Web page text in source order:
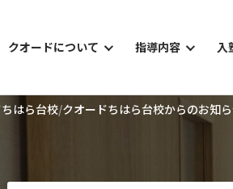
クオードについて
クオードについて
指導内容
小学部
入
はら台校 クオードちはら台校からのお知